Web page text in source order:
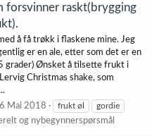
forsvinner raskt(brygging
å få trøkk i flaskene mine. Jeg
er en ale, etter som det er en
grader) Ønsket å tilsette frukt i
Christmas shake, som
Mai 2018 frukt øl
gordie
og nybegynnerspørsmål